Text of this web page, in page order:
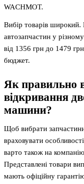
WACHMOT.
Вибір товарів широкий.
автозапчастин у
від 1356 грн до 1479
бюджет.
Як правильно
відкривання
машини?
Щоб вибрати
враховувати
варто також на
Представлені товари
мають офіційну